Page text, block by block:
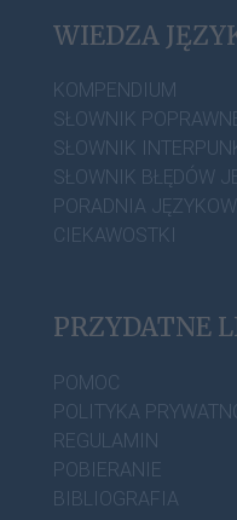
WIEDZA
KOMPENDIUM
SŁOWNIK
SŁOWNIK
SŁOWNIK BŁĘDÓW
PORADNIA
CIEKAWOSTKI
PRZYDATNE
POMOC
POLITYKA
REGULAMIN
POBIERANIE
BIBLIOGRAFIA